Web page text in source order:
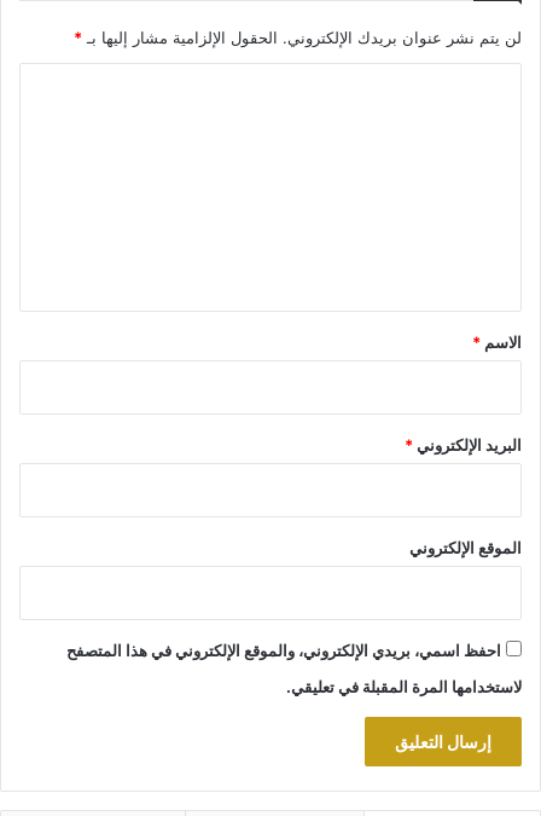
لن يتم نشر عنوان بريدك الإلكتروني. الحقول الإلزامية مشار إليها بـ *
*
الاسم *
البريد الإلكتروني*
الموقع الإلكتروني
احفظ اسمي، بريدي الإلكتروني، والموقع الإلكتروني في هذا المتصفح
لاستخدامها المرة المقبلة في تعليقي.